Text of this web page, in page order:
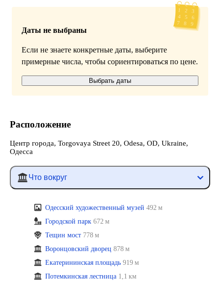
Даты не выбраны
Если не знаете конкретные даты, выберите
примерные числа, чтобы сориентироваться по цене.
Выбрать даты
Расположение
Центр города, Torgovaya Street 20, Odesa, OD, Ukraine,
Одесса
Что вокруг
Одесский художественный музей 492 м
Городской парк 672 м
Тещин мост 778 м
Воронцовский дворец 878 м
Екатерининская площадь 919 м
Потемкинская лестница 1,1 км